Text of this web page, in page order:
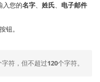
入您的名字、 姓氏、 电子邮件
按钮。
字符，但不超过120个字符。